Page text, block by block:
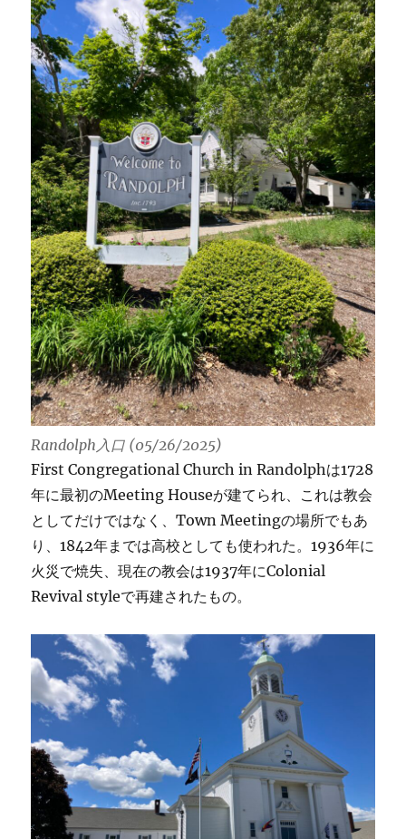
Randolph入口 (05/26/2025)
First Congregational Church in Randolphは1728
年に最初のMeeting Houseが建てられ、これは教会
としてだけではなく、Town Meetingの場所でもあ
り、1842年までは高校としても使われた。1936年に
火災で焼失、現在の教会は1937年にColonial
Revival styleで再建されたもの。